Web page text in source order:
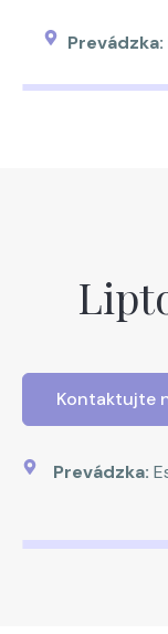
Prevádzka:
Kontaktujte
Prevádzka: